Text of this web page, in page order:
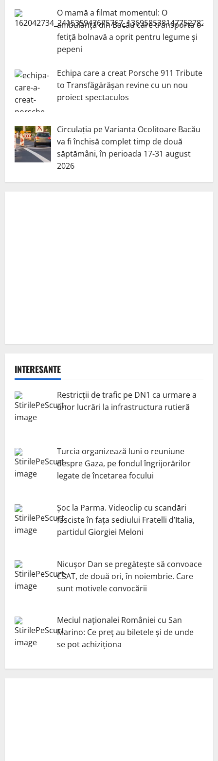
O mamă a filmat momentul: O
ambulanță din Bacău care transporta o
fetiță bolnavă a oprit pentru legume și
pepeni
Echipa care a creat Porsche 911 Tribute
to Transfăgărășan revine cu un nou
proiect spectaculos
Circulația pe Varianta Ocolitoare Bacău
va fi închisă complet timp de două
săptămâni, în perioada 17-31 august
2026
INTERESANTE
Restricții de trafic pe DN1 ca urmare a
unor lucrări la infrastructura rutieră
Turcia organizează luni o reuniune
despre Gaza, pe fondul îngrijorărilor
legate de încetarea focului
Șoc la Parma. Videoclip cu scandări
fasciste în fața sediului Fratelli d’Italia,
partidul Giorgiei Meloni
Nicuşor Dan se pregăteşte să convoace
CSAT, de două ori, în noiembrie. Care
sunt motivele convocării
Meciul naționalei României cu San
Marino: Ce preț au biletele și de unde
se pot achiziționa